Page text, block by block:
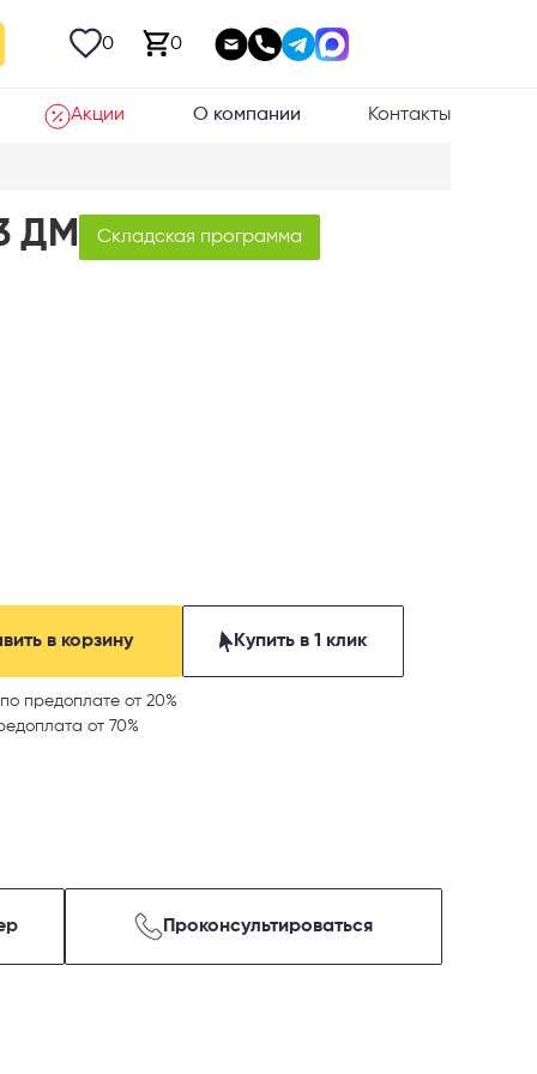
0 0
Акции О компании Контакты
ДМ Складская программа
Купить в 1 клик
в корзину
предоплате от 20%
от 70%
Проконсультироваться